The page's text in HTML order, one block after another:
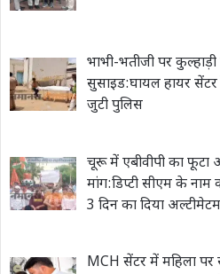
भाभी-भतीजी पर
सुसाइड:घायल हायर
जुटी पुलिस
चूरू में एबीवीपी का फूटा
मांग:डिप्टी सीएम के नाम
3 दिन का दिया अल्टीमेटम
MCH सेंटर में महिला पर